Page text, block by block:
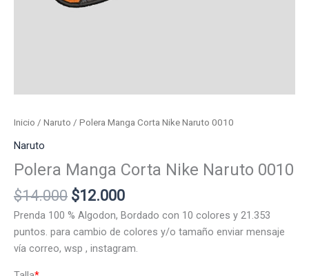
Inicio / Naruto / Polera Manga Corta Nike Naruto 0010
Naruto
Polera Manga Corta Nike Naruto 0010
$14.000 El
precio
original
era:
$12.000El
precio
actual
es:
Prenda 100 % Algodon, Bordado con 10 colores y 21.353
puntos. para cambio de colores y/o tamaño enviar mensaje
vía correo, wsp , instagram.